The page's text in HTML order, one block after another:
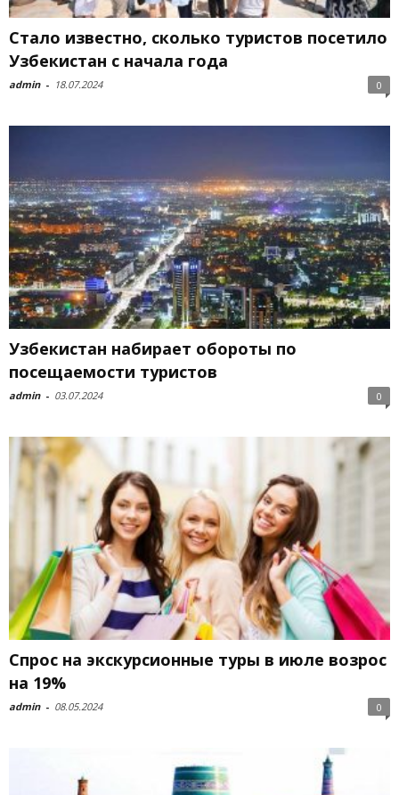
Стало известно, сколько туристов посетило
Узбекистан с начала года
admin - 18.07.2024 0
Узбекистан набирает обороты по
посещаемости туристов
admin - 03.07.2024 0
Спрос на экскурсионные туры в июле возрос
на 19%
admin - 08.05.2024 0